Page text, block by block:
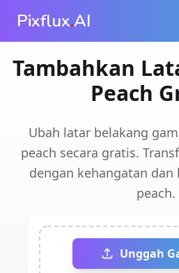
Pixflux.AI
Tambahkan
Peach
Ubah latar belakang
peach secara gratis.
dengan kehangatan dan
peach.
Unggah